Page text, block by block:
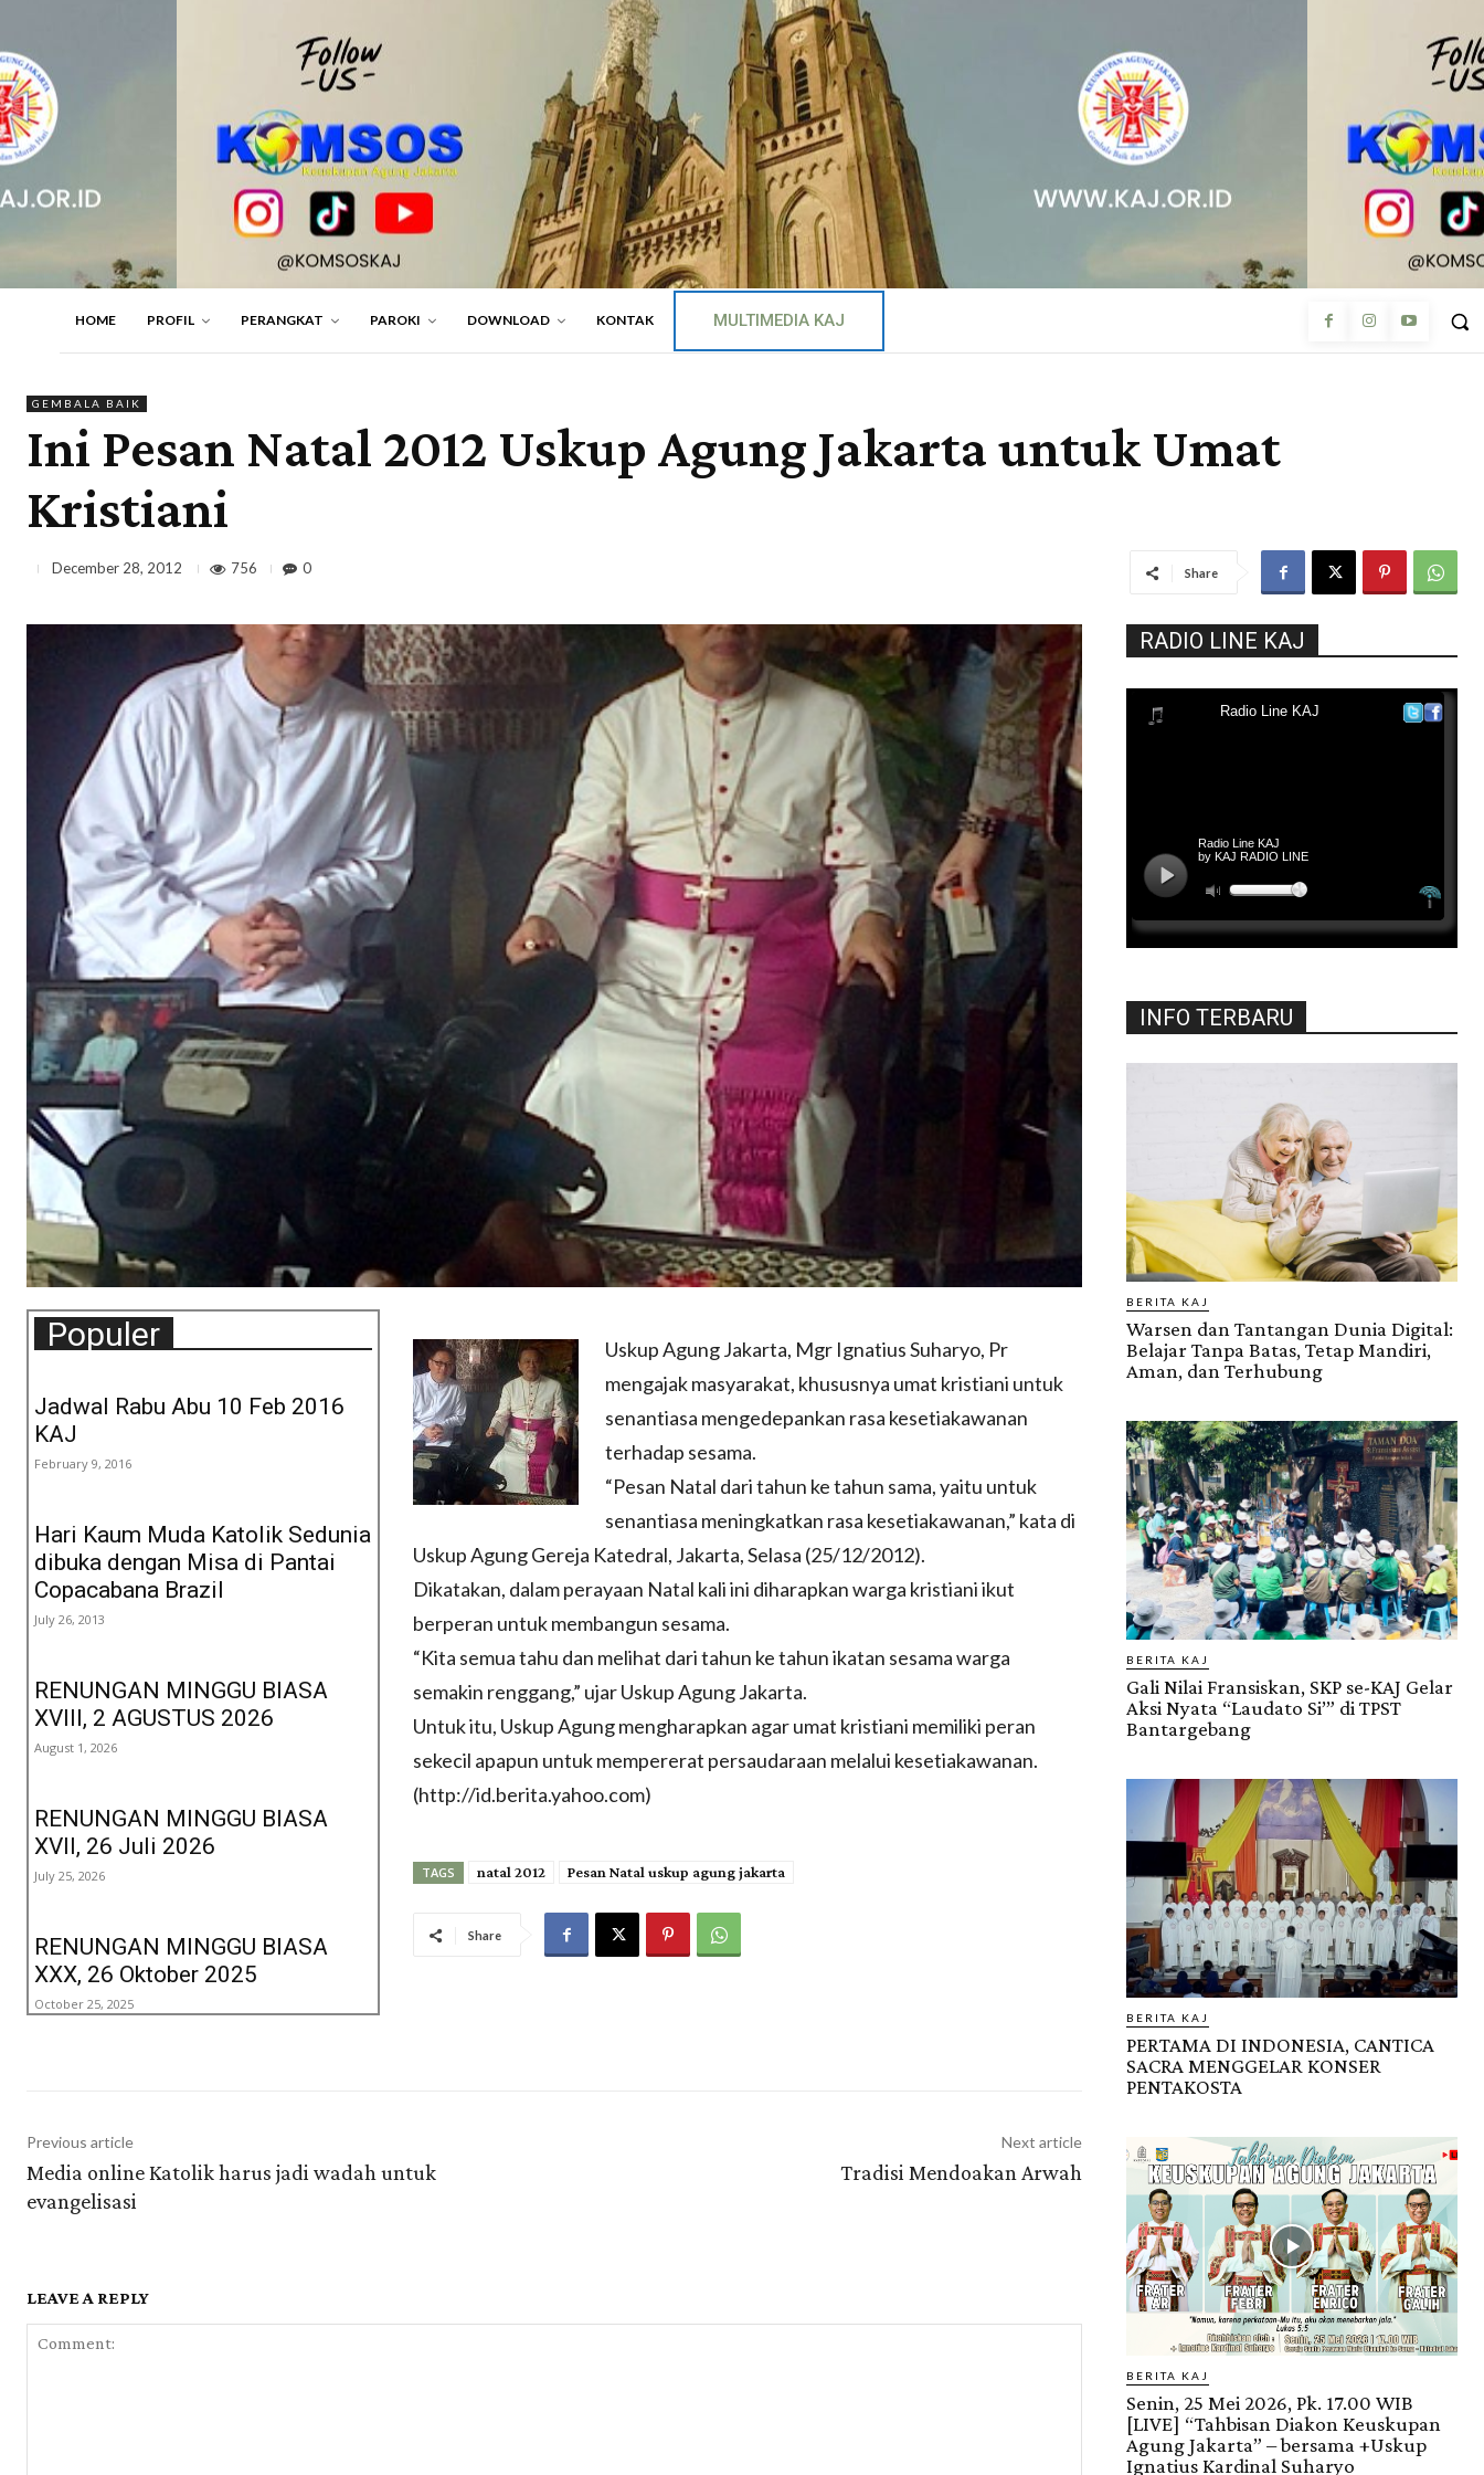
HOME PROFIL PERANGKAT PAROKI DOWNLOAD KONTAK MULTIMEDIA KAJ
GEMBALA BAIK
Ini Pesan Natal 2012 Uskup Agung Jakarta untuk Umat
Kristiani
December 28, 2012 756 0 Share
Populer
Jadwal Rabu Abu 10 Feb 2016
KAJ
February 9, 2016
Hari Kaum Muda Katolik Sedunia
dibuka dengan Misa di Pantai
Copacabana Brazil
July 26, 2013
RENUNGAN MINGGU BIASA
XVIII, 2 AGUSTUS 2026
August 1, 2026
RENUNGAN MINGGU BIASA
XVII, 26 Juli 2026
July 25, 2026
RENUNGAN MINGGU BIASA
XXX, 26 Oktober 2025
October 25, 2025
Uskup Agung Jakarta, Mgr Ignatius Suharyo, Pr
mengajak masyarakat, khususnya umat kristiani untuk
senantiasa mengedepankan rasa kesetiakawanan
terhadap sesama.
“Pesan Natal dari tahun ke tahun sama, yaitu untuk
senantiasa meningkatkan rasa kesetiakawanan,” kata di
Uskup Agung Gereja Katedral, Jakarta, Selasa (25/12/2012).
Dikatakan, dalam perayaan Natal kali ini diharapkan warga kristiani ikut
berperan untuk membangun sesama.
“Kita semua tahu dan melihat dari tahun ke tahun ikatan sesama warga
semakin renggang,” ujar Uskup Agung Jakarta.
Untuk itu, Uskup Agung mengharapkan agar umat kristiani memiliki peran
sekecil apapun untuk mempererat persaudaraan melalui kesetiakawanan.
(http://id.berita.yahoo.com)
TAGS natal 2012 Pesan Natal uskup agung jakarta
Share
Previous article
Media online Katolik harus jadi wadah untuk
evangelisasi
Next article
Tradisi Mendoakan Arwah
LEAVE A REPLY
RADIO LINE KAJ
INFO TERBARU
BERITA KAJ
Warsen dan Tantangan Dunia Digital:
Belajar Tanpa Batas, Tetap Mandiri,
Aman, dan Terhubung
BERITA KAJ
Gali Nilai Fransiskan, SKP se-KAJ Gelar
Aksi Nyata “Laudato Si’” di TPST
Bantargebang
BERITA KAJ
PERTAMA DI INDONESIA, CANTICA
SACRA MENGGELAR KONSER
PENTAKOSTA
BERITA KAJ
Senin, 25 Mei 2026, Pk. 17.00 WIB
[LIVE] “Tahbisan Diakon Keuskupan
Agung Jakarta” – bersama +Uskup
Ignatius Kardinal Suharyo